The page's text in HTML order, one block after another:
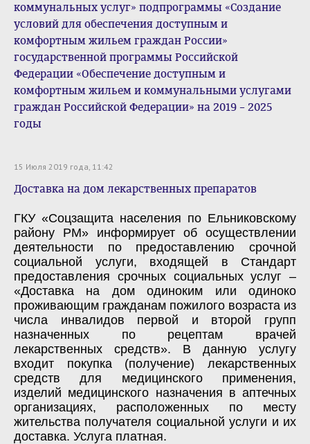
коммунальных услуг» подпрограммы «Создание
условий для обеспечения доступным и
комфортным жильем граждан России»
государственной программы Российской
Федерации «Обеспечение доступным и
комфортным жильем и коммунальными услугами
граждан Российской Федерации» на 2019 – 2025
годы
15 Июля 2019 года, 11:42
Доставка на дом лекарственных препаратов
ГКУ «Соцзащита населения по Ельниковскому
району РМ» информирует об осуществлении
деятельности по предоставлению срочной
социальной услуги, входящей в Стандарт
предоставления срочных социальных услуг –
«Доставка на дом одиноким или одиноко
проживающим гражданам пожилого возраста из
числа инвалидов первой и второй групп
назначенных по рецептам врачей
лекарственных средств». В данную услугу
входит покупка (получение) лекарственных
средств для медицинского применения,
изделий медицинского назначения в аптечных
организациях, расположенных по месту
жительства получателя социальной услуги и их
доставка. Услуга платная.